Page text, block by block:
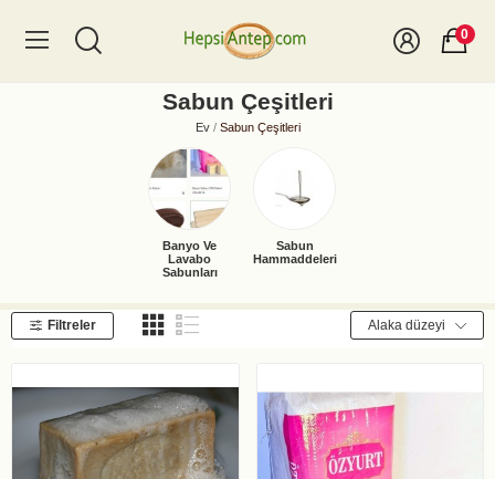
0
Sabun Çeşitleri
Ev Sabun Çeşitleri
Banyo Ve
Lavabo
Sabunları
Sabun
Hammaddeleri
Filtreler Alaka düzeyi